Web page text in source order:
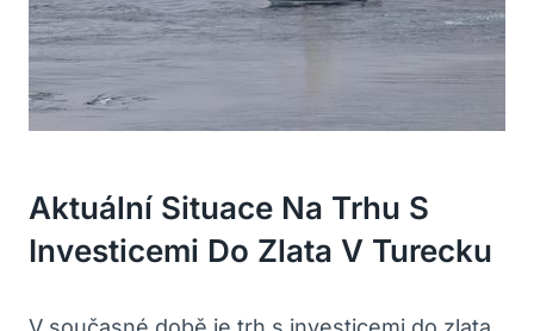
Aktuální Situace Na Trhu S
Investicemi Do Zlata V Turecku